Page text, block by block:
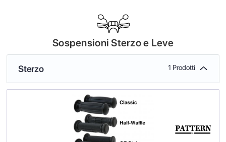
Sospensioni Sterzo e Leve
Sterzo 1 Prodotti